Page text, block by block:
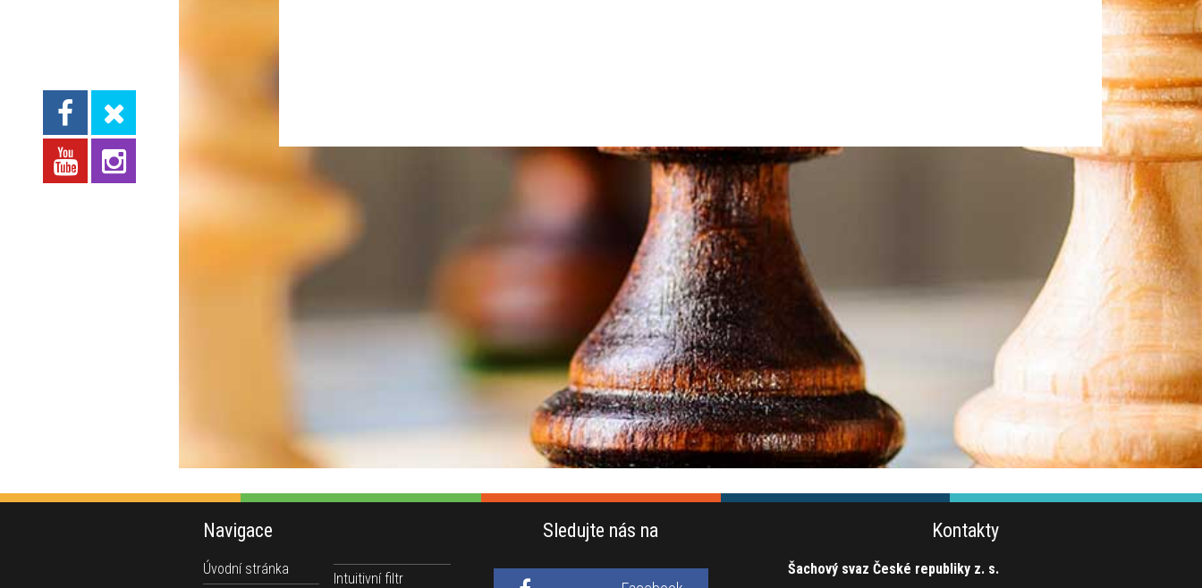
Navigace
Úvodní stránka
Intuitivní filtr
Sledujte nás na Kontakty
Šachový svaz České republiky z. s.